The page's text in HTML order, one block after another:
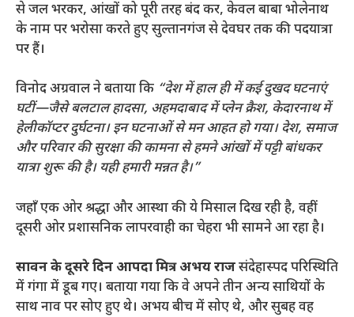
से जल भरकर, आंखों को पूरी तरह बंद कर, केवल बाबा भोलेनाथ
के नाम पर भरोसा करते हुए सुल्तानगंज से देवघर तक की पदयात्रा
पर हैं।
विनोद अग्रवाल ने बताया कि “देश में हाल ही में कई दुखद घटनाएं
घटीं—जैसे बलटाल हादसा, अहमदाबाद में प्लेन क्रैश, केदारनाथ में
हेलीकॉप्टर दुर्घटना। इन घटनाओं से मन आहत हो गया। देश, समाज
और परिवार की सुरक्षा की कामना से हमने आंखों में पट्टी बांधकर
यात्रा शुरू की है। यही हमारी मन्नत है।”
जहाँ एक ओर श्रद्धा और आस्था की ये मिसाल दिख रही है, वहीं
दूसरी ओर प्रशासनिक लापरवाही का चेहरा भी सामने आ रहा है।
सावन के दूसरे दिन आपदा मित्र अभय राजसंदेहास्पद परिस्थिति
में गंगा में डूब गए। बताया गया कि वे अपने तीन अन्य साथियों के
साथ नाव पर सोए हुए थे। अभय बीच में सोए थे, और सुबह वह